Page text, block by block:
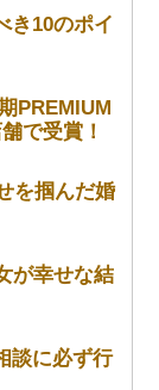
き10のポイ
PREMIUM
で受賞！
を掴んだ婚
が幸せな結
談に必ず行